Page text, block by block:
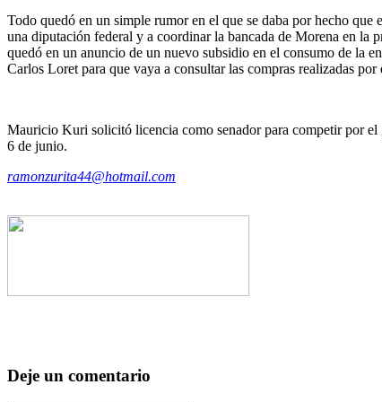
Todo quedó en un simple rumor en el que se daba por hecho
una diputación federal y a coordinar la bancada de Morena en la
quedó en un anuncio de un nuevo subsidio en el consumo de la
Carlos Loret para que vaya a consultar las compras realizadas
Mauricio Kuri solicitó licencia como senador para competir por
6 de junio.
ramonzurita44@hotmail.com
Deje un comentario